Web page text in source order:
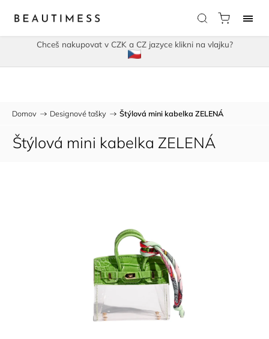
Chceš nakupovat v CZK a CZ jazyce klikni na vlajku?
Domov / Designové tašky / Štýlová mini kabelka ZELENÁ
Štýlová mini kabelka ZELENÁ